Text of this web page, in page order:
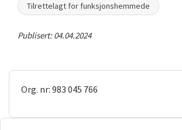
Tilrettelagt for funksjonshemmede
Publisert:04.04.2024
Org. nr: 983 045 766